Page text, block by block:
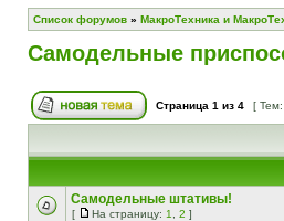
Список форумов » МакроТехника и
Самодельные
Страница 1 из 4 [
Самодельные штативы!
[ На страницу: 1 2 ]